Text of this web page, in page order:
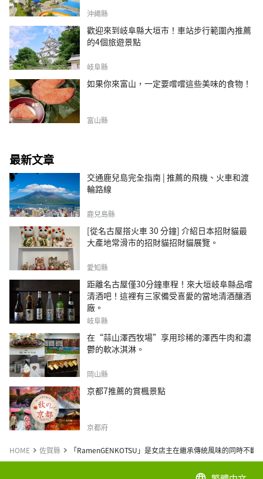
沖繩縣
歡迎來到岐阜縣大垣市！車站步行範圍內推薦
的4個旅遊景點
岐阜縣
如果你來富山，一定要嚐嚐這些美味的食物！
富山縣
最新文章
交通鹿兒島完全指南 | 推薦的飛機、火車和渡
輪路線
鹿兒島縣
[從名古屋搭火車 30 分鐘] 介紹日本招財貓最
大產地常滑市的招財貓招財貓展覽。
愛知縣
距離名古屋僅30分鐘車程！來大垣岐阜縣品嚐
清酒吧！這裡有三家備受喜愛的當地清酒釀酒
廠。
岐阜縣
在“蒜山澤西牧場”享用珍稀的澤西牛肉和濃
鬱的軟冰淇淋。
岡山縣
京都7推薦的賞楓景點
京都府
HOME 佐賀縣 「RamenGENKOTSU」是女店主在繼承傳統風味的同時不斷